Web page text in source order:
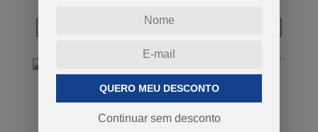
QUERO MEU DESCONTO
Continuar sem desconto